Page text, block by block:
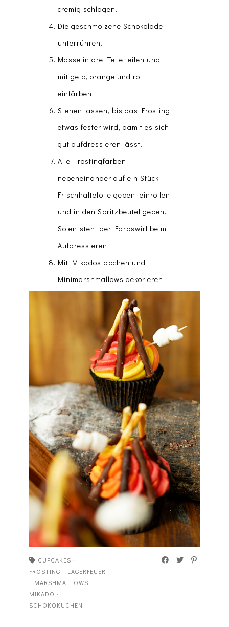
cremig schlagen.
Die geschmolzene Schokolade
unterrühren.
Masse in drei Teile teilen und
mit gelb, orange und rot
einfärben.
Stehen lassen, bis das Frosting
etwas fester wird, damit es sich
gut aufdressieren lässt.
Alle Frostingfarben
nebeneinander auf ein Stück
Frischhaltefolie geben, einrollen
und in den Spritzbeutel geben.
So entsteht der Farbswirl beim
Aufdressieren.
Mit Mikadostäbchen und
Minimarshmallows dekorieren.
CUPCAKES ·
FROSTING · LAGERFEUER
· MARSHMALLOWS ·
MIKADO ·
SCHOKOKUCHEN